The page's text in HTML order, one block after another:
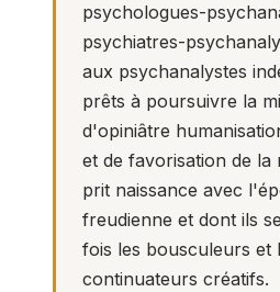
psychologues-
psychiatres-
aux psychanalystes
prêts à poursuivre la
d'opiniâtre
et de favorisation de la
prit naissance avec
freudienne et dont ils
fois les bousculeurs et
continuateurs créatifs.